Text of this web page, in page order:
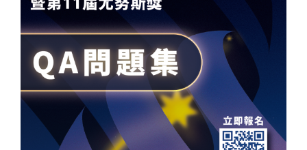
知識庫
亞洲影響力管理評論